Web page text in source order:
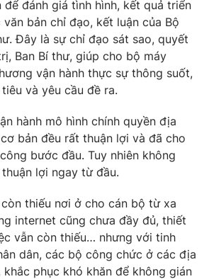
Vươn mình bằng AI
VTV8
English
để đánh giá tình hình, kết quả triển
bản chỉ đạo, kết luận của Bộ
Đây là sự chỉ đạo sát sao, quyết
Ban Bí thư, giúp cho bộ máy
vận hành thực sự thông suốt,
và yêu cầu đề ra.
hành mô hình chính quyền địa
bản đều rất thuận lợi và đã cho
bước đầu. Tuy nhiên không
lợi ngay từ đầu.
thiếu nơi ở cho cán bộ từ xa
internet cũng chưa đầy đủ, thiết
vẫn còn thiếu… nhưng với tinh
dân, các bộ công chức ở các địa
phục khó khăn để không gián